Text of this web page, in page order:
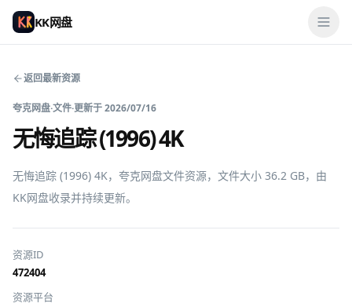
KK网盘
返回最新资源
夸克网盘·文件·更新于2026/07/16
无悔追踪 (1996) 4K
无悔追踪 (1996) 4K，夸克网盘文件资源，文件大小 36.2 GB，由
KK网盘收录并持续更新。
资源ID
472404
资源平台